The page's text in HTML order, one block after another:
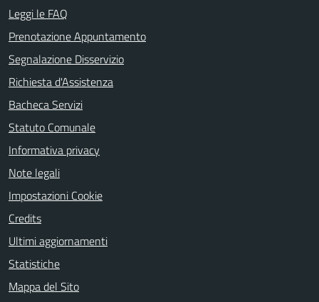
Leggi le FAQ
Prenotazione Appuntamento
Segnalazione Disservizio
Richiesta d'Assistenza
Bacheca Servizi
Statuto Comunale
Informativa privacy
Note legali
Impostazioni Cookie
Credits
Ultimi aggiornamenti
Statistiche
Mappa del Sito